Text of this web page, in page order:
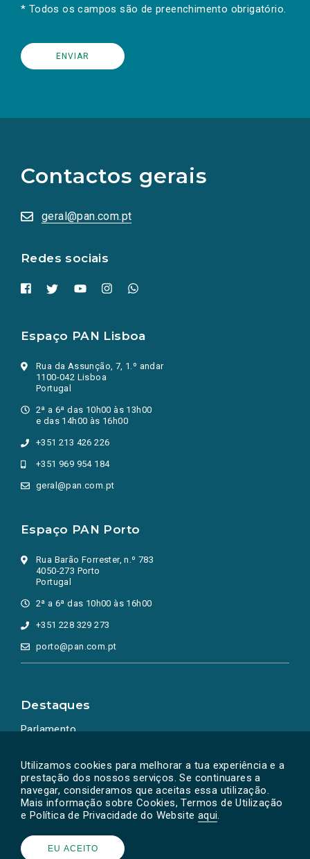
Utilizamos cookies para melhorar a tua experiência e a
prestação dos nossos serviços. Se continuares a
navegar, consideramos que aceitas essa utilização.
Mais informação sobre Cookies, Termos de Utilização
e Política de Privacidade do Website aqui.
EU ACEITO
* Todos os campos são de preenchimento obrigatório.
Contactos gerais
geral@pan.com.pt
Redes sociais
redes
sociais
numa
nova
Espaço PAN Lisboa
Rua da Assunção, 7, 1.º andar
1100-042 Lisboa
Portugal
2ª a 6ª das 10h00 às 13h00
e das 14h00 às 16h00
+351 213 426 226
+351 969 954 184
geral@pan.com.pt
Espaço PAN Porto
Rua Barão Forrester, n.º 783
4050-273 Porto
Portugal
2ª a 6ª das 10h00 às 16h00
+351 228 329 273
porto@pan.com.pt
Destaques
Parlamento
Powered by © PAN 2026